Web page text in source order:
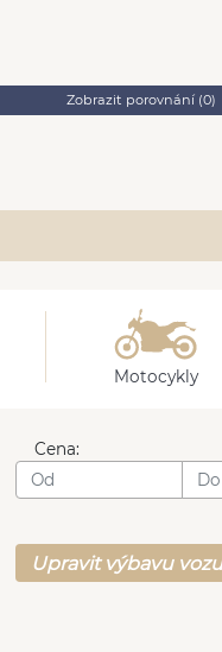
Zobrazit porovnání (0)
Motocykly
Cena:
Upravit výbavu